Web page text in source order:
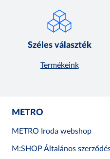
Széles választék
Termékeink
METRO
METRO Iroda webshop
M:SHOP Általános